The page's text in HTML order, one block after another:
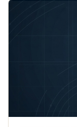
リスト、小さく